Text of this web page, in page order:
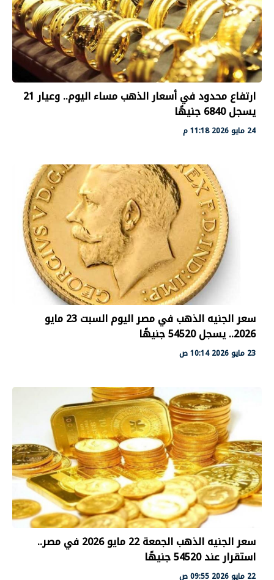
ارتفاع محدود في أسعار الذهب مساء اليوم.. وعيار 21
يسجل 6840 جنيهًا
24 مايو 2026 11:18 م
سعر الجنيه الذهب في مصر اليوم السبت 23 مايو
2026.. يسجل 54520 جنيهًا
23 مايو 2026 10:14 ص
سعر الجنيه الذهب الجمعة 22 مايو 2026 في مصر..
استقرار عند 54520 جنيهًا
22 مايو 2026 09:55 ص